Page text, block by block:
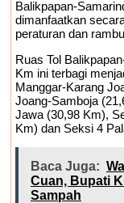
Balikpapan-
dimanfaatkan
peraturan dan
Ruas Tol
Km ini terbagi
Manggar-Karang
Joang-Samboja
Jawa (30,98 Km),
Km) dan Seksi 4
Baca Juga:
Cuan, Bupati
Sampah